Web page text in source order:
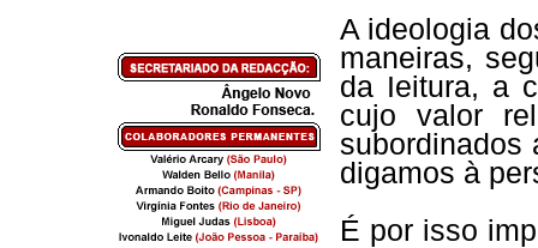
A ideologia
maneiras,
da Ieitura, a
cujo valor
subordinados
digamos à
É por isso